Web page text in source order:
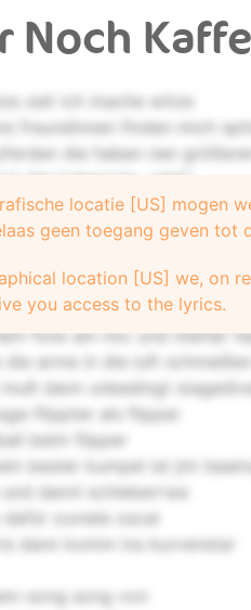
zeit ich mache witze
freundinnen finden mich
die haben nen
der kategorie ,,edel"
sich meistens ayoub yomi
makkaroni
als shaggy
crash test dummy
daß es afu jeden fall kracht
flow am mic und meiner
arme in die luft schmeißen
dann unbedingt
flippter als flipper
beim flipper
bester kumpel ist jim
dann! schieben'wa
zuviele oscar
dann komm ins kurvenstar
song song von
locatie [US] mogen
geen toegang geven tot
location [US] we, on
you access to the lyrics.